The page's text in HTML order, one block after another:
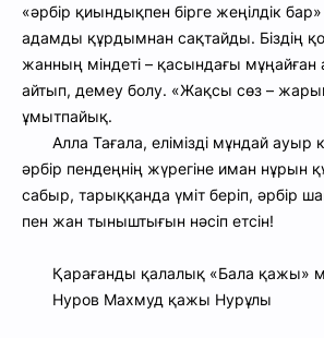
«әрбір қиындықпен бірге жеңілдік
адамды құрдымнан сақтайды. Біздің
жанның міндеті – қасындағы
айтып, демеу болу. «Жақсы сөз –
ұмытпайық.
Алла Тағала, елімізді мұндай ауыр
әрбір пендеңнің жүрегіне иман нұрын
сабыр, тарыққанда үміт беріп, әрбір
пен жан тыныштығын нәсіп етсін!
Қарағанды қалалық «Бала қажы»
Нуров Махмуд қажы Нурұлы